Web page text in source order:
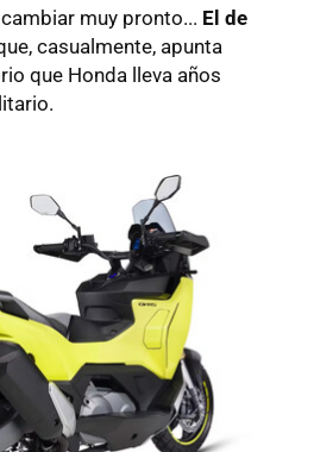
muy pronto... El de
casualmente, apunta
que Honda lleva años